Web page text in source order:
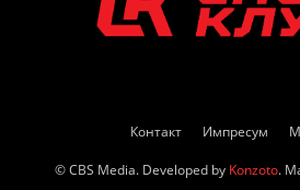
Контакт Импресум
© CBS Media. Developed by Konzoto.